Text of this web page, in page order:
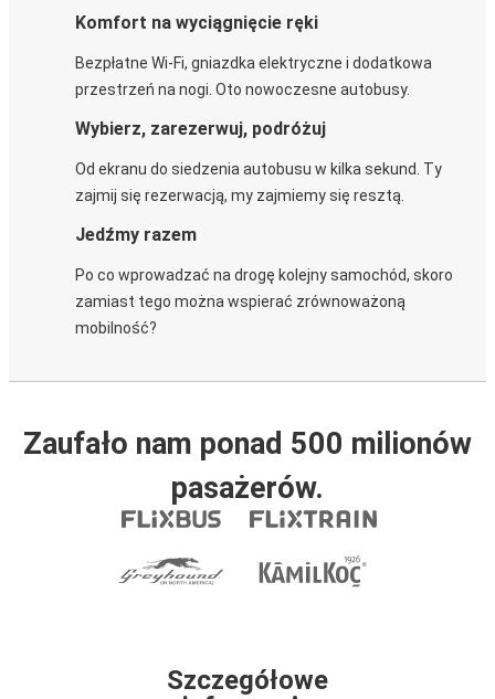
Komfort na wyciągnięcie ręki
Bezpłatne Wi-Fi, gniazdka elektryczne i dodatkowa
przestrzeń na nogi. Oto nowoczesne autobusy.
Wybierz, zarezerwuj, podróżuj
Od ekranu do siedzenia autobusu w kilka sekund. Ty
zajmij się rezerwacją, my zajmiemy się resztą.
Jedźmy razem
Po co wprowadzać na drogę kolejny samochód, skoro
zamiast tego można wspierać zrównoważoną
mobilność?
Zaufało nam ponad 500 milionów
pasażerów.
Szczegółowe